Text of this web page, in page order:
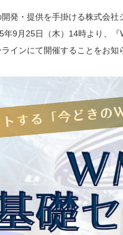
発・提供を手掛ける株式会
年9月25日（木）14時より、
インにて開催することをお知